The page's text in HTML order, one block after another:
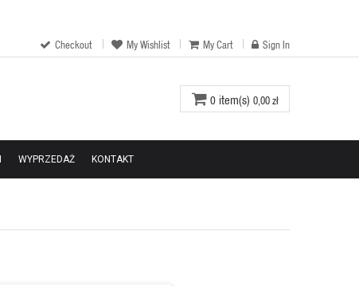
Checkout My Wishlist My Cart Sign In
0 item(s) 0,00 zł
WYPRZEDAŻ KONTAKT